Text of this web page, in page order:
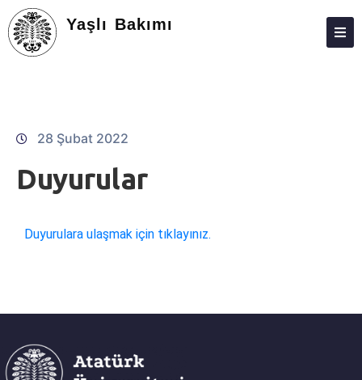
Yaşlı Bakımı
STAJ
DERS PROGRAMI
İLETIŞIM
28 Şubat 2022
Duyurular
Duyurulara ulaşmak için tıklayınız.